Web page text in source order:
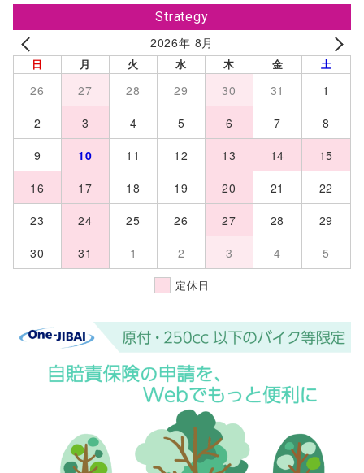
Strategy
2026年 8月
日 月 火 水 木 金 土
26 27 28 29 30 31
1
2
3 4 5 6 7
8
9
10 11 12 13 14
15
16
17 18 19 20 21
22
23
24 25 26 27 28
29
30
31 1 2 3 4 5
定休日